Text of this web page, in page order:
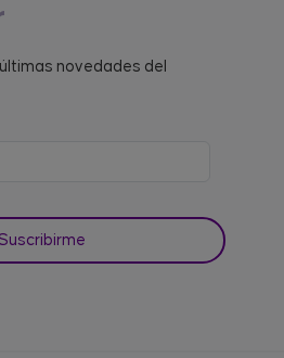
novedades del